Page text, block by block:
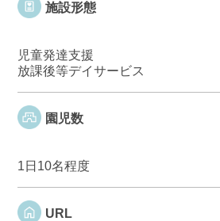
施設形態
児童発達支援
放課後等デイサービス
園児数
1日10名程度
URL